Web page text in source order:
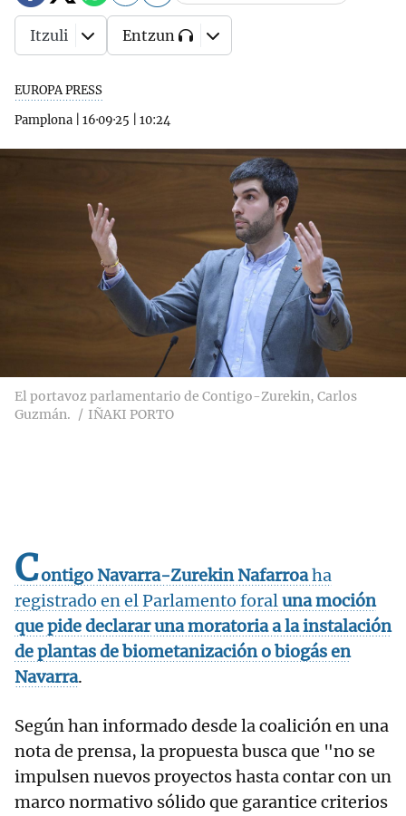
EUROPA PRESS
Pamplona
16·09·25 10:24
Itzuli Entzun
El portavoz parlamentario de Contigo-Zurekin, Carlos
Guzmán.
IÑAKI PORTO
Contigo Navarra-Zurekin Nafarroaha
registrado en el Parlamento foraluna moción
que pide declarar una moratoria a la instalación
de plantas de biometanización o biogás en
Navarra.
Según han informado desde la coalición en una
nota de prensa, la propuesta busca que "no se
impulsen nuevos proyectos hasta contar con un
marco normativo sólido que garantice criterios